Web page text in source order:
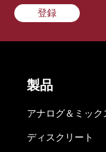
登録
製品
アナログ＆ミッ
ディスクリート